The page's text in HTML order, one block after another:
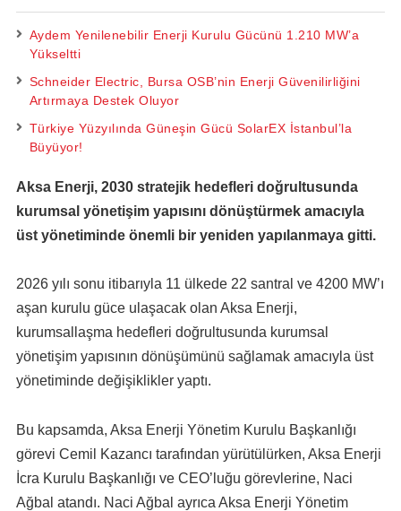
Aydem Yenilenebilir Enerji Kurulu Gücünü 1.210 MW’a
Yükseltti
Schneider Electric, Bursa OSB’nin Enerji Güvenilirliğini
Artırmaya Destek Oluyor
Türkiye Yüzyılında Güneşin Gücü SolarEX İstanbul’la
Büyüyor!
Aksa Enerji, 2030 stratejik hedefleri doğrultusunda
kurumsal yönetişim yapısını dönüştürmek amacıyla
üst yönetiminde önemli bir yeniden yapılanmaya gitti.
2026 yılı sonu itibarıyla 11 ülkede 22 santral ve 4200 MW’ı
aşan kurulu güce ulaşacak olan Aksa Enerji,
kurumsallaşma hedefleri doğrultusunda kurumsal
yönetişim yapısının dönüşümünü sağlamak amacıyla üst
yönetiminde değişiklikler yaptı.
Bu kapsamda, Aksa Enerji Yönetim Kurulu Başkanlığı
görevi Cemil Kazancı tarafından yürütülürken, Aksa Enerji
İcra Kurulu Başkanlığı ve CEO’luğu görevlerine, Naci
Ağbal atandı. Naci Ağbal ayrıca Aksa Enerji Yönetim